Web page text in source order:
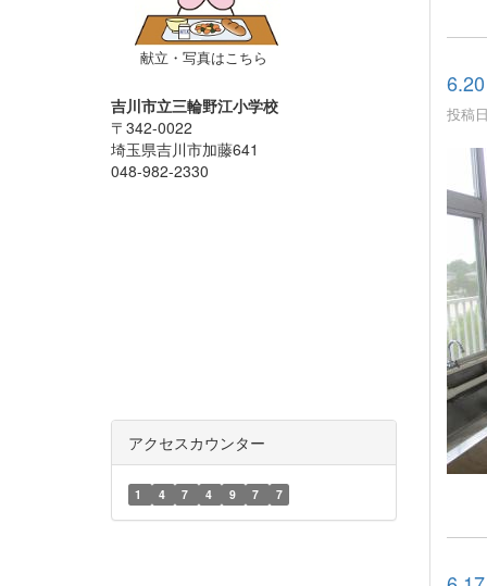
投稿
献立・写真はこちら
吉川市立三輪野江小学校
〒342-0022
埼玉県吉川市加藤641
048-982-2330
アクセスカウンター
1 4 7 4 9 7 7